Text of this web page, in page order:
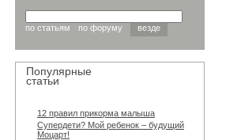
по статьям по форуму везде
Популярные
статьи
12 правил прикорма малыша
Супердети? Мой ребенок – будущий
Моцарт!